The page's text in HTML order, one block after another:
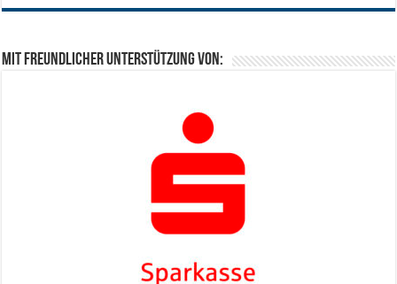
Mit freundlicher Unterstützung von: